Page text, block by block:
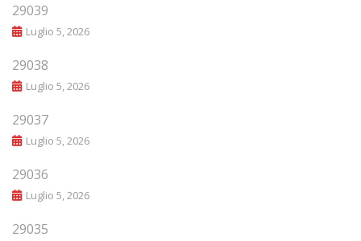
29039
Luglio 5, 2026
29038
Luglio 5, 2026
29037
Luglio 5, 2026
29036
Luglio 5, 2026
29035